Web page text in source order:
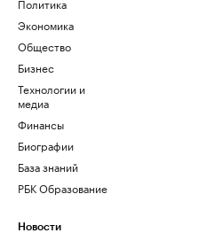
Экономика
Общество
Бизнес
Технологии и
медиа
Финансы
Биографии
База знаний
РБК Образование
Новости